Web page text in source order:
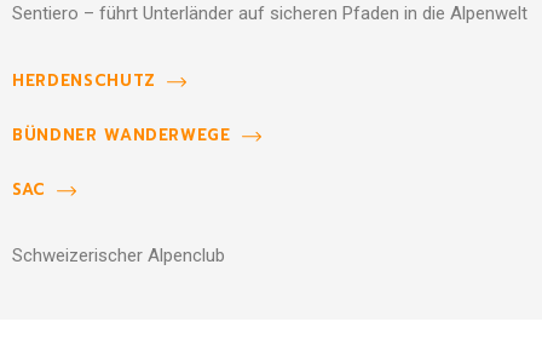
Sentiero – führt Unterländer auf sicheren Pfaden in die Alpenwelt
HERDENSCHUTZ
BÜNDNER WANDERWEGE
SAC
Schweizerischer Alpenclub